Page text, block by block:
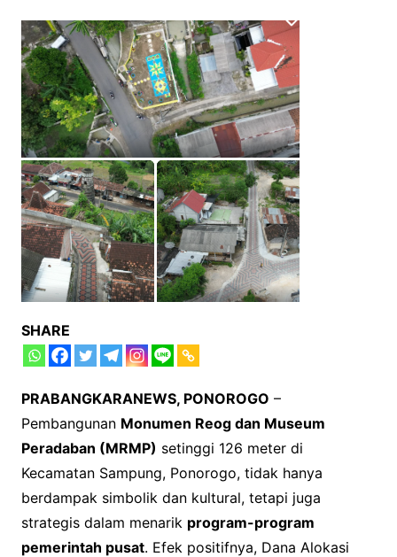
SHARE
PRABANGKARANEWS, PONOROGO –
Pembangunan Monumen Reog dan Museum
Peradaban (MRMP) setinggi 126 meter di
Kecamatan Sampung, Ponorogo, tidak hanya
berdampak simbolik dan kultural, tetapi juga
strategis dalam menarik program-program
pemerintah pusat. Efek positifnya, Dana Alokasi